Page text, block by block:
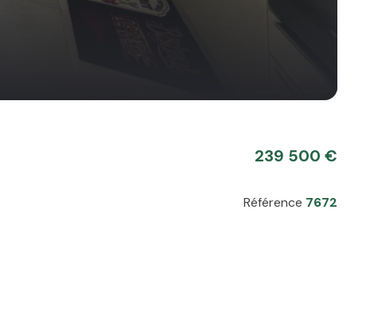
239 500 €
Référence 7672